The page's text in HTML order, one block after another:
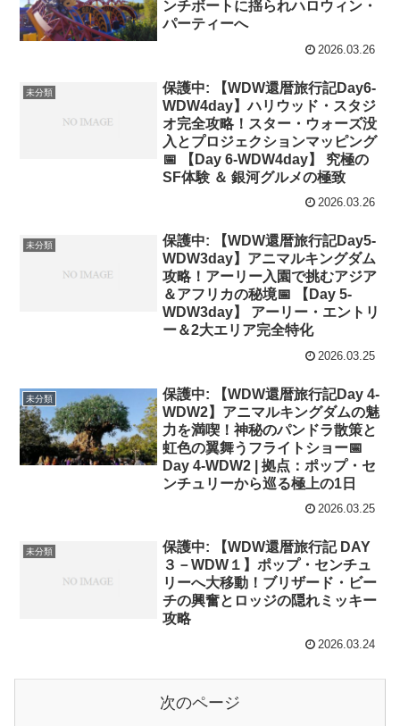
ンチボートに揺られハロウィン・
パーティーへ
2026.03.26
未分類
保護中: 【WDW還暦旅行記Day6-
WDW4day】ハリウッド・スタジ
オ完全攻略！スター・ウォーズ没
入とプロジェクションマッピング
📅 【Day 6-WDW4day】 究極の
SF体験 ＆ 銀河グルメの極致
2026.03.26
未分類
保護中: 【WDW還暦旅行記Day5-
WDW3day】アニマルキングダム
攻略！アーリー入園で挑むアジア
＆アフリカの秘境📅 【Day 5-
WDW3day】 アーリー・エントリ
ー＆2大エリア完全特化
2026.03.25
未分類
保護中: 【WDW還暦旅行記Day 4-
WDW2】アニマルキングダムの魅
力を満喫！神秘のパンドラ散策と
虹色の翼舞うフライトショー📅
Day 4-WDW2 | 拠点：ポップ・セ
ンチュリーから巡る極上の1日
2026.03.25
未分類
保護中: 【WDW還暦旅行記 DAY
３－WDW１】ポップ・センチュ
リーへ大移動！ブリザード・ビー
チの興奮とロッジの隠れミッキー
攻略
2026.03.24
次のページ